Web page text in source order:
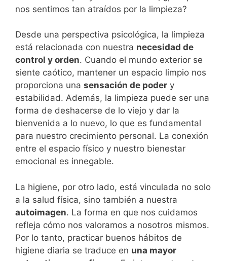
nos sentimos tan atraídos por la limpieza?
Desde una perspectiva psicológica, la limpieza
está relacionada con nuestra necesidad de
control y orden. Cuando el mundo exterior se
siente caótico, mantener un espacio limpio nos
proporciona una sensación de poder y
estabilidad. Además, la limpieza puede ser una
forma de deshacerse de lo viejo y dar la
bienvenida a lo nuevo, lo que es fundamental
para nuestro crecimiento personal. La conexión
entre el espacio físico y nuestro bienestar
emocional es innegable.
La higiene, por otro lado, está vinculada no solo
a la salud física, sino también a nuestra
autoimagen. La forma en que nos cuidamos
refleja cómo nos valoramos a nosotros mismos.
Por lo tanto, practicar buenos hábitos de
higiene diaria se traduce en una mayor